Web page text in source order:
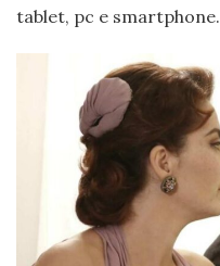
tablet, pc e smartphone.